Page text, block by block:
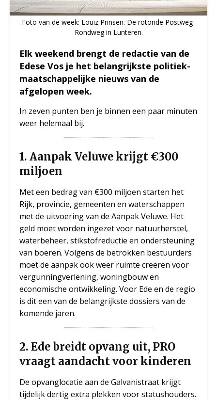
Foto van de week: Louiz Prinsen. De rotonde Postweg-
Rondweg in Lunteren.
Elk weekend brengt de redactie van de
Edese Vos je het belangrijkste politiek-
maatschappelijke nieuws van de
afgelopen week.
In zeven punten ben je binnen een paar minuten
weer helemaal bij.
1. Aanpak Veluwe krijgt €300
miljoen
Met een bedrag van €300 miljoen starten het
Rijk, provincie, gemeenten en waterschappen
met de uitvoering van de Aanpak Veluwe. Het
geld moet worden ingezet voor natuurherstel,
waterbeheer, stikstofreductie en ondersteuning
van boeren. Volgens de betrokken bestuurders
moet de aanpak ook weer ruimte creëren voor
vergunningverlening, woningbouw en
economische ontwikkeling. Voor Ede en de regio
is dit een van de belangrijkste dossiers van de
komende jaren.
2. Ede breidt opvang uit, PRO
vraagt aandacht voor kinderen
De opvanglocatie aan de Galvanistraat krijgt
tijdelijk dertig extra plekken voor statushouders.